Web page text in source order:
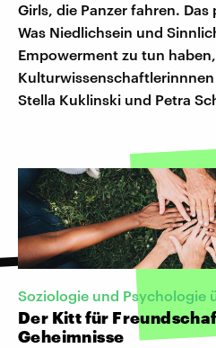
Girls, die Panzer fahren.
Was Niedlichsein und
Empowerment zu tun
Stella Kuklinski und Petra
Soziologie und Psychologie
Der Kitt für
Geheimnisse